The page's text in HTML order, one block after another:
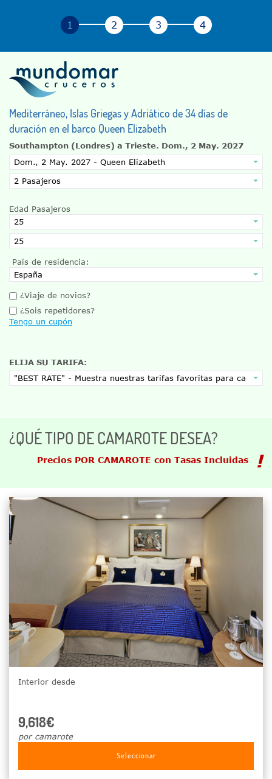
Mediterráneo, Islas Griegas y Adriático de 34 días de
duración en el barco Queen Elizabeth
Southampton (Londres) a Trieste. Dom., 2 May. 2027
Edad Pasajeros
Pais de residencia:
¿Viaje de novios?
¿Sois repetidores?
Tengo un cupón
ELIJA SU TARIFA:
¿QUÉ TIPO DE CAMAROTE DESEA?
Precios POR CAMAROTE con Tasas Incluidas
Interior desde
9,618€
por camarote
Seleccionar